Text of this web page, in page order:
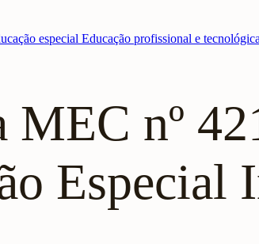
especial Educação profissional e tecnológica
MEC nº
Especial